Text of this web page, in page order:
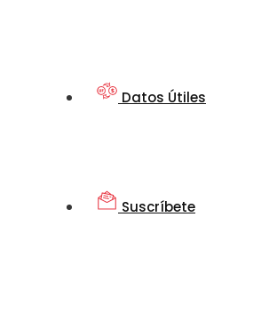
Datos Útiles
Suscríbete